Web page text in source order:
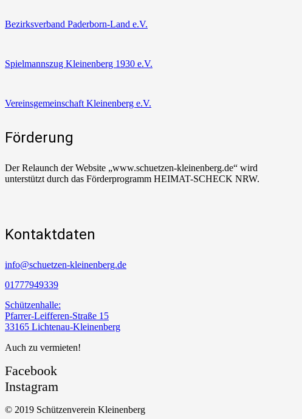
Bezirksverband Paderborn-Land e.V.
Spielmannszug Kleinenberg 1930 e.V.
Vereinsgemeinschaft Kleinenberg e.V.
Förderung
Der Relaunch der Website „www.schuetzen-kleinenberg.de“ wird
unterstützt durch das Förderprogramm HEIMAT-SCHECK NRW.
Kontaktdaten
info@schuetzen-kleinenberg.de
01777949339
Schützenhalle:
Pfarrer-Leifferen-Straße 15
33165 Lichtenau-Kleinenberg
Auch zu vermieten!
Facebook
Instagram
© 2019 Schützenverein Kleinenberg